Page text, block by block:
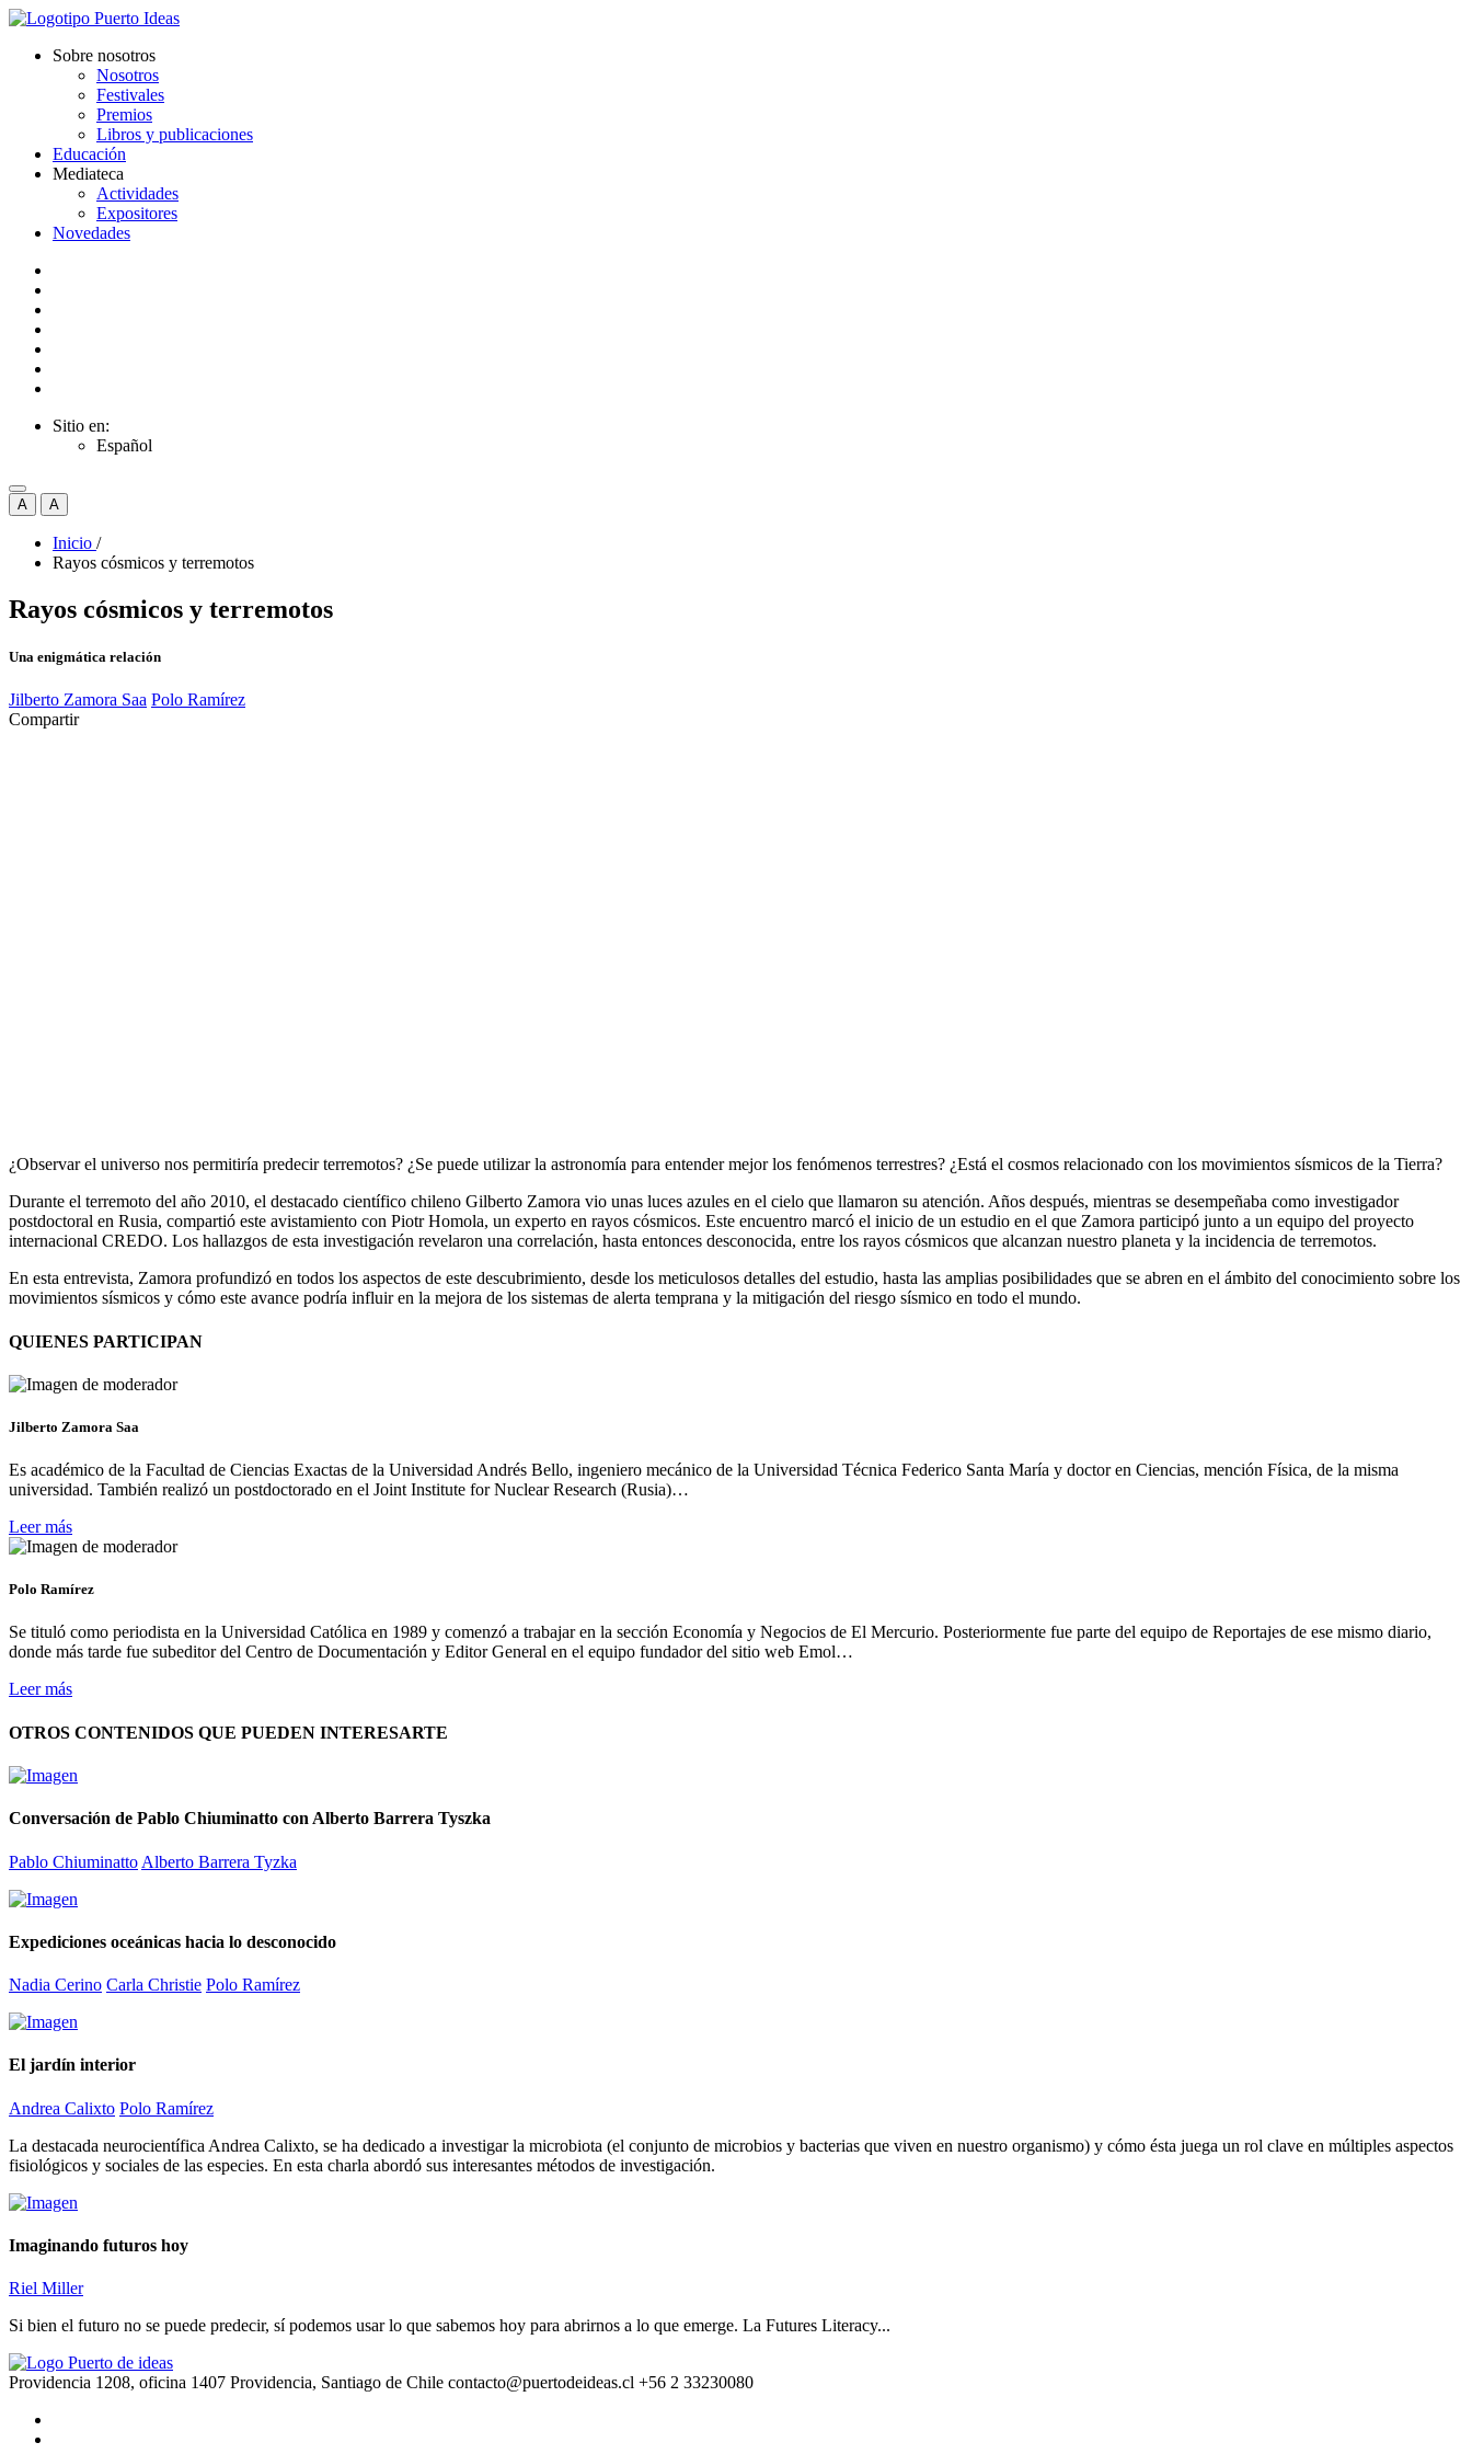
Sobre nosotros
Nosotros
Festivales
Premios
Libros y publicaciones
Educación
Mediateca
Actividades
Expositores
Novedades
Sitio en:
Español
A A
Inicio /
Rayos cósmicos y terremotos
Rayos cósmicos y terremotos
Una enigmática relación
Jilberto Zamora Saa Polo Ramírez
Compartir
¿Observar el universo nos permitiría predecir terremotos? ¿Se puede utilizar la astronomía para entender mejor los fenómenos terrestres? ¿Está el cosmos relacionado con los movimientos sísmicos de la Tierra?
Durante el terremoto del año 2010, el destacado científico chileno Gilberto Zamora vio unas luces azules en el cielo que llamaron su atención. Años después, mientras se desempeñaba como investigador
postdoctoral en Rusia, compartió este avistamiento con Piotr Homola, un experto en rayos cósmicos. Este encuentro marcó el inicio de un estudio en el que Zamora participó junto a un equipo del proyecto
internacional CREDO. Los hallazgos de esta investigación revelaron una correlación, hasta entonces desconocida, entre los rayos cósmicos que alcanzan nuestro planeta y la incidencia de terremotos.
En esta entrevista, Zamora profundizó en todos los aspectos de este descubrimiento, desde los meticulosos detalles del estudio, hasta las amplias posibilidades que se abren en el ámbito del conocimiento sobre los
movimientos sísmicos y cómo este avance podría influir en la mejora de los sistemas de alerta temprana y la mitigación del riesgo sísmico en todo el mundo.
QUIENES PARTICIPAN
Jilberto Zamora Saa
Es académico de la Facultad de Ciencias Exactas de la Universidad Andrés Bello, ingeniero mecánico de la Universidad Técnica Federico Santa María y doctor en Ciencias, mención Física, de la misma
universidad. También realizó un postdoctorado en el Joint Institute for Nuclear Research (Rusia)…
Leer más
Polo Ramírez
Se tituló como periodista en la Universidad Católica en 1989 y comenzó a trabajar en la sección Economía y Negocios de El Mercurio. Posteriormente fue parte del equipo de Reportajes de ese mismo diario,
donde más tarde fue subeditor del Centro de Documentación y Editor General en el equipo fundador del sitio web Emol…
Leer más
OTROS CONTENIDOS QUE PUEDEN INTERESARTE
Conversación de Pablo Chiuminatto con Alberto Barrera Tyszka
Pablo Chiuminatto Alberto Barrera Tyzka
Expediciones oceánicas hacia lo desconocido
Nadia Cerino Carla Christie Polo Ramírez
El jardín interior
Andrea Calixto Polo Ramírez
La destacada neurocientífica Andrea Calixto, se ha dedicado a investigar la microbiota (el conjunto de microbios y bacterias que viven en nuestro organismo) y cómo ésta juega un rol clave en múltiples aspectos
fisiológicos y sociales de las especies. En esta charla abordó sus interesantes métodos de investigación.
Imaginando futuros hoy
Riel Miller
Si bien el futuro no se puede predecir, sí podemos usar lo que sabemos hoy para abrirnos a lo que emerge. La Futures Literacy...
Providencia 1208, oficina 1407 Providencia, Santiago de Chile contacto@puertodeideas.cl +56 2 33230080